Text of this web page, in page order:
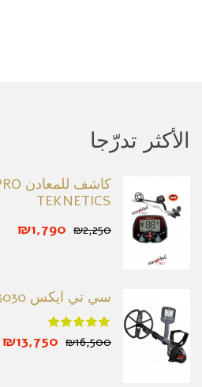
الأكثر تدرّجا
TEKNETICS
₪2,250
₪1,790
سي تي ايكس 3030 لشركة ماينليب
₪16,500
₪13,750